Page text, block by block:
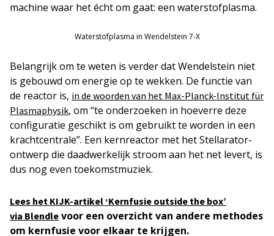
machine waar het écht om gaat: een waterstofplasma.
Waterstofplasma in Wendelstein 7-X
Belangrijk om te weten is verder dat Wendelstein niet
is gebouwd om energie op te wekken. De functie van
de reactor is, in de woorden van het Max-Planck-Institut für
Plasmaphysik, om “te onderzoeken in hoeverre deze
configuratie geschikt is om gebruikt te worden in een
krachtcentrale”. Een kernreactor met het Stellarator-
ontwerp die daadwerkelijk stroom aan het net levert, is
dus nog even toekomstmuziek.
Lees het KIJK-artikel ‘Kernfusie outside the box’
via Blendle voor een overzicht van andere methodes
om kernfusie voor elkaar te krijgen.